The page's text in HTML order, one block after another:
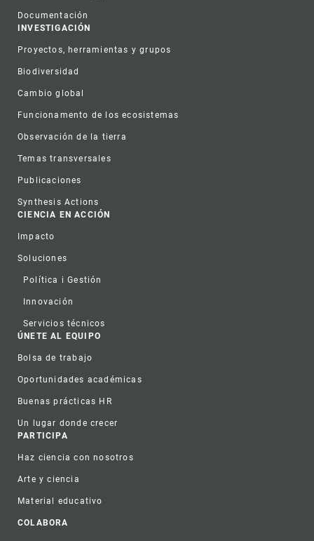
Documentación
INVESTIGACIÓN
Proyectos, herramientas y grupos
Biodiversidad
Cambio global
Funcionamento de los ecosistemas
Observación de la tierra
Temas transversales
Publicaciones
Synthesis Actions
CIENCIA EN ACCIÓN
Impacto
Soluciones
Política i Gestión
Innovación
Servicios técnicos
ÚNETE AL EQUIPO
Bolsa de trabajo
Oportunidades académicas
Buenas prácticas HR
Un lugar donde crecer
PARTICIPA
Haz ciencia con nosotros
Arte y ciencia
Material educativo
COLABORA